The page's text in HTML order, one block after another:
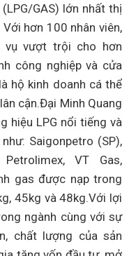
GAS) lớn nhất thị
hơn 100 nhân viên,
vụ vượt trội cho hơn
công nghiệp và cửa
hộ kinh doanh cá thể
cận.Đại Minh Quang
hiệu LPG nổi tiếng và
Saigonpetro (SP),
VT Gas,
gas được nạp trong
45kg và 48kg.Với lợi
ngành cùng với sự
chất lượng của sản